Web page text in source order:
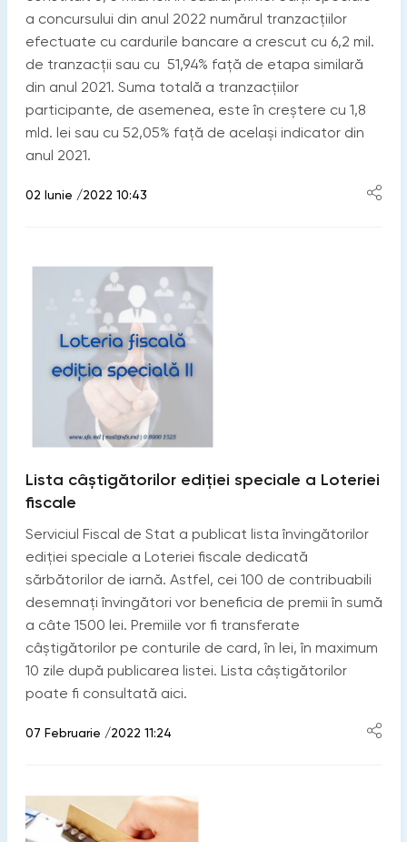
a concursului din anul 2022 numărul tranzacţiilor
efectuate cu cardurile bancare a crescut cu 6,2 mil.
de tranzacţii sau cu 51,94% faţă de etapa similară
din anul 2021. Suma totală a tranzacţiilor
participante, de asemenea, este în creştere cu 1,8
mld. lei sau cu 52,05% faţă de același indicator din
anul 2021.
02 Iunie /2022 10:43
Lista câștigătorilor ediției speciale a Loteriei
fiscale
Serviciul Fiscal de Stat a publicat lista învingătorilor
ediției speciale a Loteriei fiscale dedicată
sărbătorilor de iarnă. Astfel, cei 100 de contribuabili
desemnați învingători vor beneficia de premii în sumă
a câte 1500 lei. Premiile vor fi transferate
câștigătorilor pe conturile de card, în lei, în maximum
10 zile după publicarea listei. Lista câștigătorilor
poate fi consultată aici.
07 Februarie /2022 11:24